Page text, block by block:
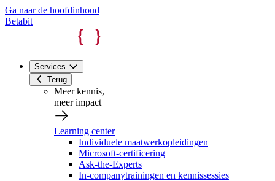
Ga naar de hoofdinhoud
Betabit
Services
Terug
Meer kennis,
meer impact
Learning center
Individuele maatwerkopleidingen
Microsoft-certificering
Ask-the-Experts
In-companytrainingen en kennissessies